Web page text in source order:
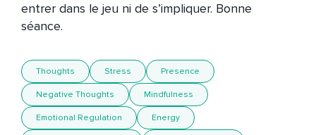
entrer dans le jeu ni de s’impliquer. Bonne
Thoughts Stress Presence
Negative Thoughts Mindfulness
Emotional Regulation Energy